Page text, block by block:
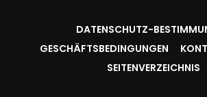
DATENSCHUTZ-
GESCHÄFTSBEDINGUNGEN
SEITENVERZEICHNIS